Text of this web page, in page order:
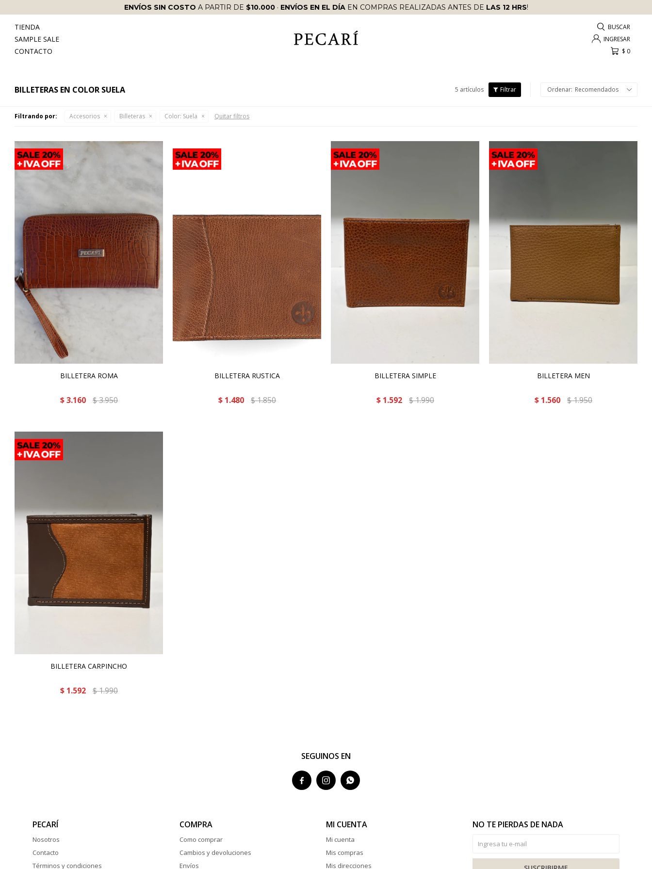
ENVÍOS SIN COSTO A PARTIR DE $10.000· ENVÍOS EN EL DÍAEN COMPRAS REALIZADAS ANTES DE LAS 12 HRS!
TIENDA
SAMPLE SALE
CONTACTO
$ 0
BILLETERAS EN COLOR SUELA 5 artículos Recomendados
Filtrando por: Accesorios Billeteras Color: Suela Quitar filtros
BILLETERA ROMA
$ 3.160 $3.950
BILLETERA RUSTICA
$ 1.480 $1.850
BILLETERA SIMPLE
$ 1.592 $1.990
BILLETERA MEN
$ 1.560 $1.950
BILLETERA CARPINCHO
$ 1.592 $1.990
SEGUINOS EN
  
PECARÍ
Nosotros
Contacto
Términos y condiciones
COMPRA
Como comprar
Cambios y devoluciones
Envíos
MI CUENTA
Mi cuenta
Mis compras
Mis direcciones
NO TE PIERDAS DE NADA